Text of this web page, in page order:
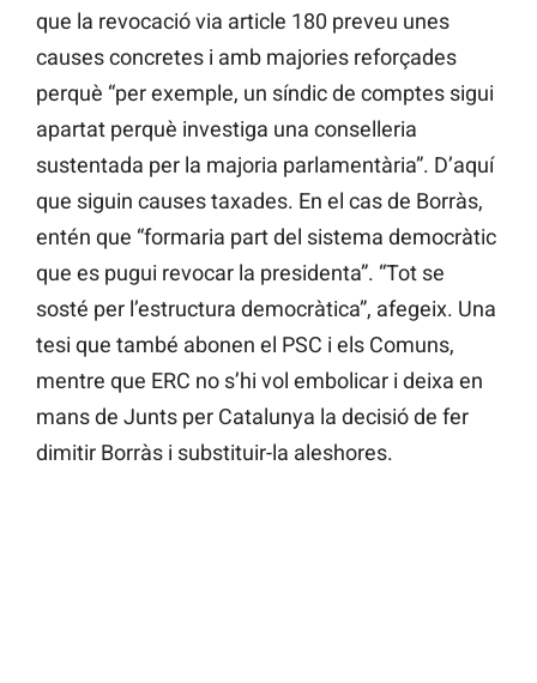
que la revocació via article 180 preveu unes
causes concretes i amb majories reforçades
perquè “per exemple, un síndic de comptes sigui
apartat perquè investiga una conselleria
sustentada per la majoria parlamentària”. D’aquí
que siguin causes taxades. En el cas de Borràs,
entén que “formaria part del sistema democràtic
que es pugui revocar la presidenta”. “Tot se
sosté per l’estructura democràtica”, afegeix. Una
tesi que també abonen el PSC i els Comuns,
mentre que ERC no s’hi vol embolicar i deixa en
mans de Junts per Catalunya la decisió de fer
dimitir Borràs i substituir-la aleshores.